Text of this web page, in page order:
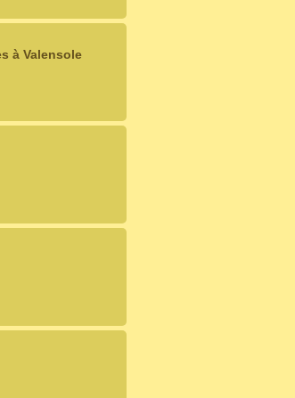
à Valensole